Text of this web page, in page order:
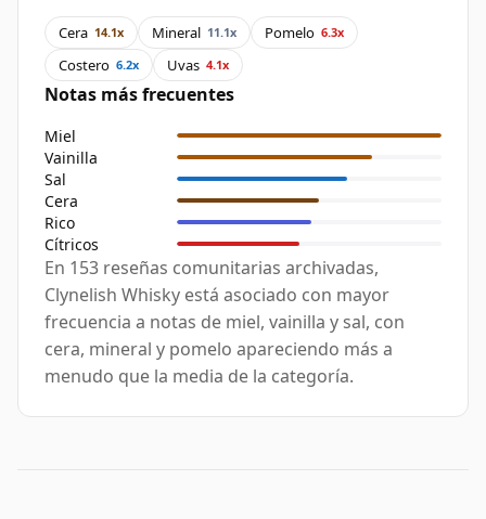
Cera 14.1x Mineral 11.1x Pomelo 6.3x
Costero 6.2x Uvas 4.1x
Notas más frecuentes
Miel
Vainilla
Sal
Cera
Rico
Cítricos
En 153 reseñas comunitarias archivadas,
Clynelish Whisky está asociado con mayor
frecuencia a notas de miel, vainilla y sal, con
cera, mineral y pomelo apareciendo más a
menudo que la media de la categoría.